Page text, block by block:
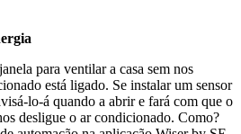
para ventilar a casa sem nos
está ligado. Se instalar um sensor
lo-á quando a abrir e fará com que o
desligue o ar condicionado. Como?